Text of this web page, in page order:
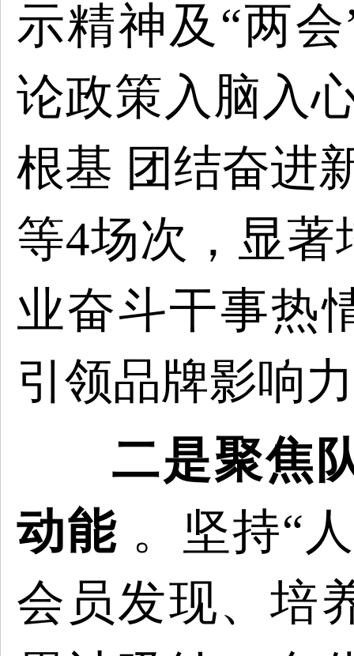
示精神及“两
论政策入脑入
根基 团结奋进
等4场次，显
业奋斗干事热
引领品牌影响
二是聚焦
动能 。坚持“
会员发现、培